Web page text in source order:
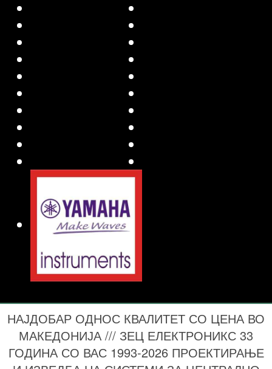
НАЈДОБАР ОДНОС КВАЛИТЕТ СО ЦЕНА ВО
МАКЕДОНИЈА /// ЗЕЦ ЕЛЕКТРОНИКС 33
ГОДИНА СО ВАС 1993-2026 ПРОЕКТИРАЊЕ